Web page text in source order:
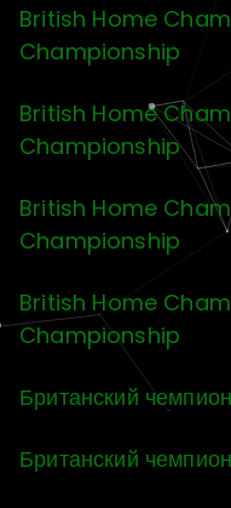
British Home
Championship
British Home
Championship
British Home
Championship
British Home
Championship
Британский
Британский